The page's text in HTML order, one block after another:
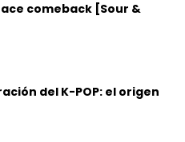
comeback [Sour &
del K-POP: el origen